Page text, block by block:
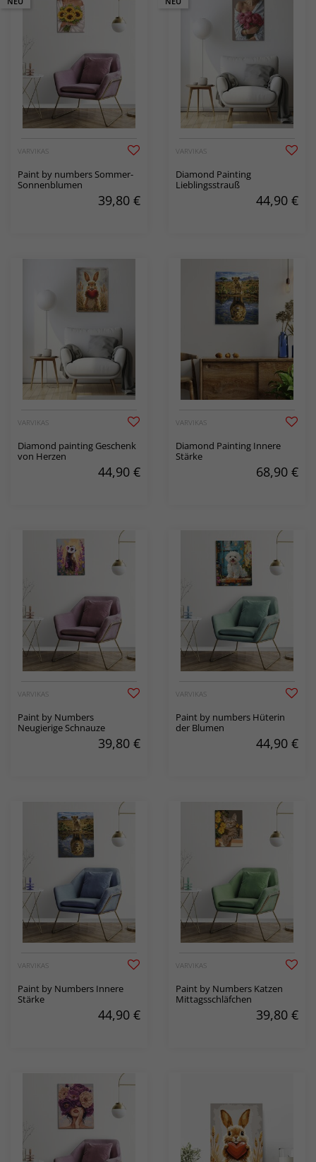
VARVIKAS
Paint by numbers Sommer-
Sonnenblumen
39,80 €
VARVIKAS
Diamond Painting
Lieblingsstrauß
44,90 €
VARVIKAS
Diamond painting Geschenk
von Herzen
44,90 €
VARVIKAS
Diamond Painting Innere
Stärke
68,90 €
VARVIKAS
Paint by Numbers
Neugierige Schnauze
39,80 €
VARVIKAS
Paint by numbers Hüterin
der Blumen
44,90 €
VARVIKAS
Paint by Numbers Innere
Stärke
44,90 €
VARVIKAS
Paint by Numbers Katzen
Mittagsschläfchen
39,80 €